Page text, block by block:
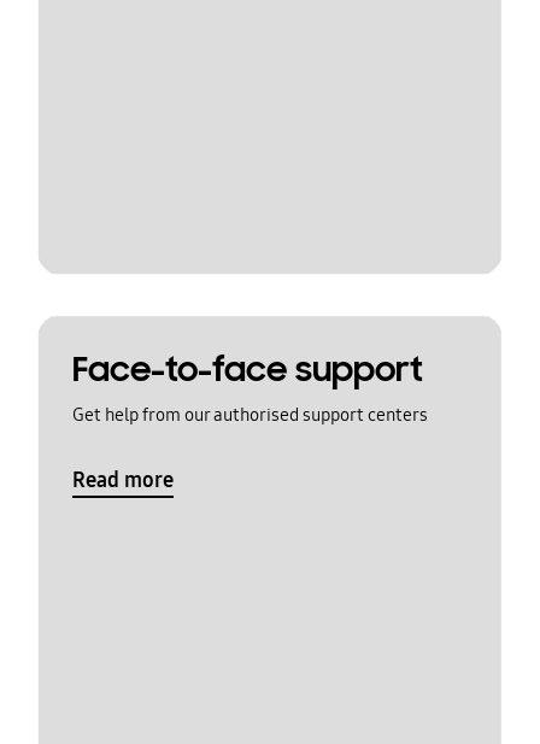
Face-to-face support
Get help from our authorised support centers
Read more